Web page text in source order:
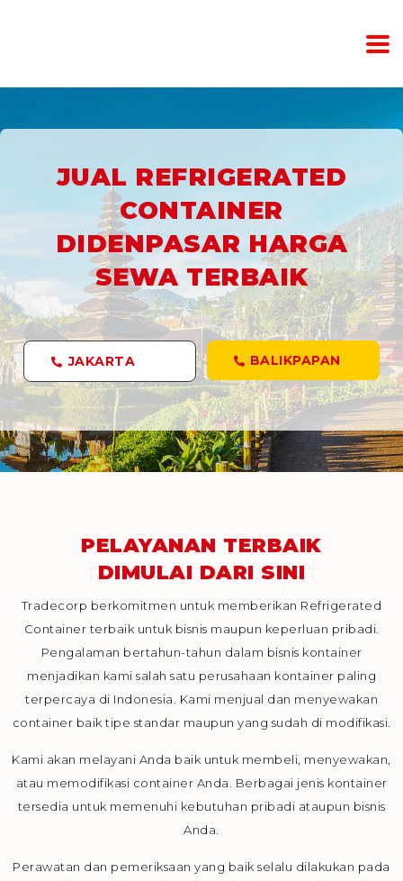
JUAL REFRIGERATED
CONTAINER
DIDENPASAR HARGA
SEWA TERBAIK
JAKARTA BALIKPAPAN
PELAYANAN TERBAIK
DIMULAI DARI SINI
Tradecorp berkomitmen untuk memberikan Refrigerated
Container terbaik untuk bisnis maupun keperluan pribadi.
Pengalaman bertahun-tahun dalam bisnis kontainer
menjadikan kami salah satu perusahaan kontainer paling
terpercaya di Indonesia. Kami menjual dan menyewakan
container baik tipe standar maupun yang sudah di modifikasi.
Kami akan melayani Anda baik untuk membeli, menyewakan,
atau memodifikasi container Anda. Berbagai jenis kontainer
tersedia untuk memenuhi kebutuhan pribadi ataupun bisnis
Anda.
Perawatan dan pemeriksaan yang baik selalu dilakukan pada